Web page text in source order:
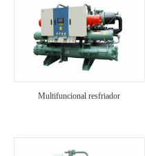
Multifuncional resfriador